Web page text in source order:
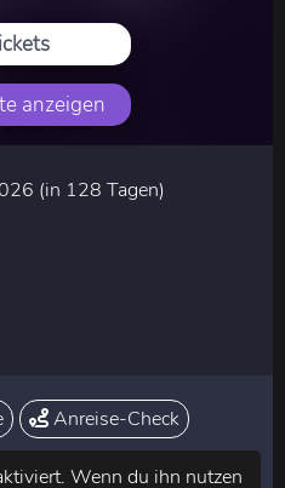
anzeigen
(in 128 Tagen)
Anreise-Check
Wenn du ihn nutzen